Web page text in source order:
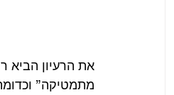
את הרעיון הביא
מתמטיקה”